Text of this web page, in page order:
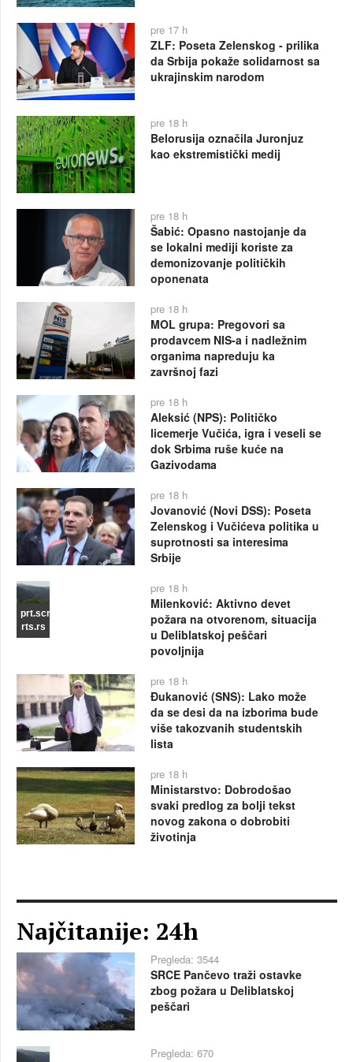
pre 17 h
ZLF: Poseta Zelenskog - prilika
da Srbija pokaže solidarnost sa
ukrajinskim narodom
pre 18 h
Belorusija označila Juronjuz
kao ekstremistički medij
pre 18 h
Šabić: Opasno nastojanje da
se lokalni mediji koriste za
demonizovanje političkih
oponenata
pre 18 h
MOL grupa: Pregovori sa
prodavcem NIS-a i nadležnim
organima napreduju ka
završnoj fazi
pre 18 h
Aleksić (NPS): Političko
licemerje Vučića, igra i veseli se
dok Srbima ruše kuće na
Gazivodama
pre 18 h
Jovanović (Novi DSS): Poseta
Zelenskog i Vučićeva politika u
suprotnosti sa interesima
Srbije
prt.scr
rts.rs
pre 18 h
Milenković: Aktivno devet
požara na otvorenom, situacija
u Deliblatskoj peščari
povoljnija
pre 18 h
Đukanović (SNS): Lako može
da se desi da na izborima bude
više takozvanih studentskih
lista
pre 18 h
Ministarstvo: Dobrodošao
svaki predlog za bolji tekst
novog zakona o dobrobiti
životinja
Najčitanije: 24h
Pregleda: 3544
SRCE Pančevo traži ostavke
zbog požara u Deliblatskoj
peščari
Pregleda: 670